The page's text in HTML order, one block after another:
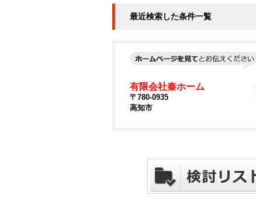
最近検索した条件一覧
有限会社秦ホーム
〒780-0935
高知市